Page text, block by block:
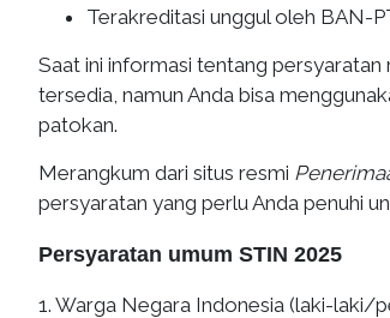
Terakreditasi unggul oleh BAN-
Saat ini informasi tentang
tersedia, namun Anda bisa
patokan.
Merangkum dari situs resmi
persyaratan yang perlu Anda penuhi
Persyaratan umum STIN 2025
1. Warga Negara Indonesia (laki-laki/